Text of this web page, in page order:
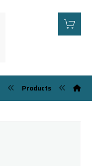
Products